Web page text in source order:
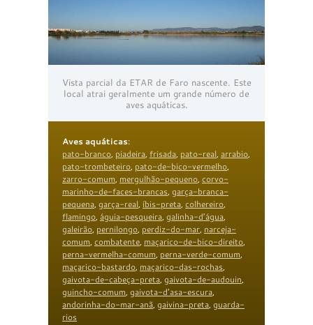
Vista parcial da ETAR de Faro nascente. Este
local atrai geralmente um grande número de
aves aquáticas.
Aves aquáticas:
pato-branco, piadeira, frisada, pato-real, arrabio,
pato-trombeteiro, pato-de-bico-vermelho,
zarro-comum, mergulhão-pequeno, corvo-
marinho-de-faces-brancas, garça-branca-
pequena, garça-real, íbis-preta, colhereiro,
flamingo, águia-pesqueira, galinha-d’água,
galeirão, pernilongo, perdiz-do-mar, narceja-
comum, combatente, maçarico-de-bico-direito,
perna-vermelha-comum, perna-verde-comum,
maçarico-bastardo, maçarico-das-rochas,
gaivota-de-cabeça-preta, gaivota-de-audouin,
guincho-comum, gaivota-d’asa-escura,
andorinha-do-mar-anã, gaivina-preta, guarda-
rios